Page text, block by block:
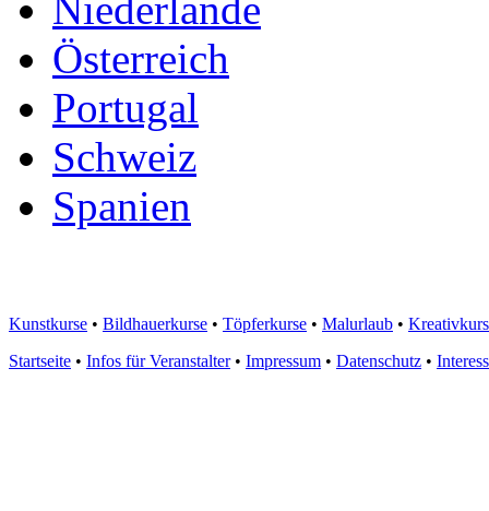
Österreich
Portugal
Schweiz
Spanien
Kunstkurse • Bildhauerkurse • Töpferkurse • Malurlaub •
Startseite • Infos für Veranstalter• Impressum • Datenschutz •